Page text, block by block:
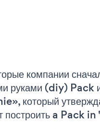
компании
руками (diy) Pack
который
построить a Pack